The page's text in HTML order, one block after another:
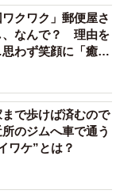
クワク」郵便屋さ
、なんで？ 理由を
わず笑顔に「癒し
まで歩けば済むので
のジムへ車で通う
ワケ”とは？